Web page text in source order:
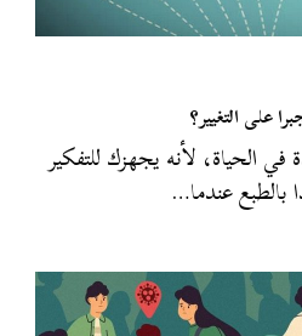
على التغيير؟
في الحياة، لأنه يجهزك للتفكير
بالطبع عندما…